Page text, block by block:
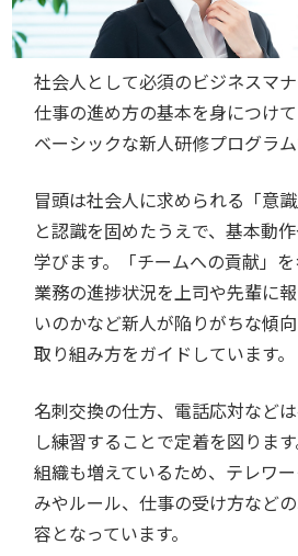
社会人として必須のビジネスマ
仕事の進め方の基本を身につけ
ベーシックな新人研修プログラム
冒頭は社会人に求められる「意
と認識を固めたうえで、基本動
学びます。「チームへの貢献」
業務の進捗状況を上司や先輩に
いのかなど新人が陥りがちな傾
取り組み方をガイドしています。
名刺交換の仕方、電話応対など
し練習することで定着を図りま
組織も増えているため、テレワ
みやルール、仕事の受け方など
容となっています。